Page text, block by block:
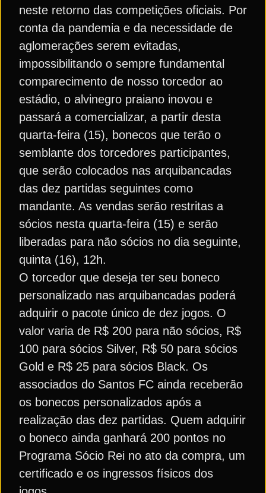
neste retorno das competições oficiais. Por
conta da pandemia e da necessidade de
aglomerações serem evitadas,
impossibilitando o sempre fundamental
comparecimento de nosso torcedor ao
estádio, o alvinegro praiano inovou e
passará a comercializar, a partir desta
quarta-feira (15), bonecos que terão o
semblante dos torcedores participantes,
que serão colocados nas arquibancadas
das dez partidas seguintes como
mandante. As vendas serão restritas a
sócios nesta quarta-feira (15) e serão
liberadas para não sócios no dia seguinte,
quinta (16), 12h.
O torcedor que deseja ter seu boneco
personalizado nas arquibancadas poderá
adquirir o pacote único de dez jogos. O
valor varia de R$ 200 para não sócios, R$
100 para sócios Silver, R$ 50 para sócios
Gold e R$ 25 para sócios Black. Os
associados do Santos FC ainda receberão
os bonecos personalizados após a
realização das dez partidas. Quem adquirir
o boneco ainda ganhará 200 pontos no
Programa Sócio Rei no ato da compra, um
certificado e os ingressos físicos dos